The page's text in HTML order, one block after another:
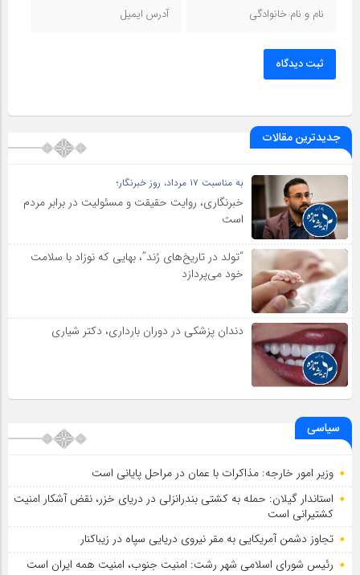
ثبت دیدگاه
جدیدترین مقالات
به مناسبت ۱۷ مرداد، روز خبرنگار؛
خبرنگاری، روایت حقیقت و مسئولیت‌ در برابر مردم
است
“تولد در تاریخ‌های رُند”، بهایی که نوزاد با سلامت
خود می‌پردازد
دندان پزشکی در دوران بارداری، دکتر شیاری
سیاسی
وزیر امور خارجه: مذاکرات با عمان در مراحل پایانی است
استاندار گیلان: حمله به کشتی بندرانزلی در دریای خزر، نقض آشکار امنیت
کشتیرانی است
تجاوز دشمن آمریکایی به مقر نیروی دریایی سپاه در زیباکنار
رئیس شورای اسلامي شهر رشت: امنیت جنوب، امنیت همه ایران است